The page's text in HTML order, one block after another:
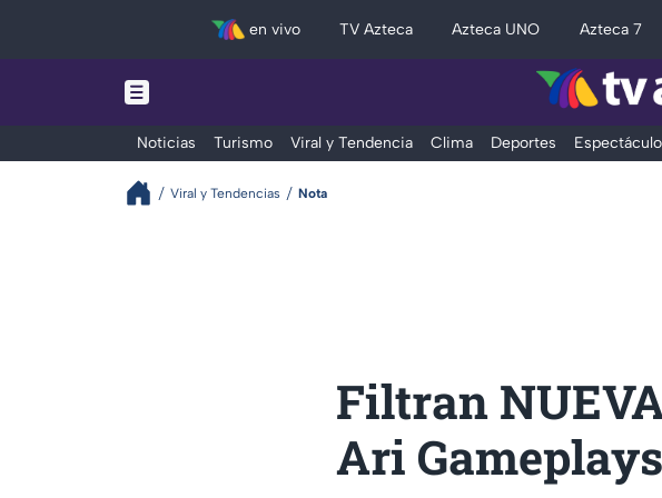
en vivo TV Azteca Azteca UNO Azteca 7
Noticias Turismo Viral y Tendencia Clima Deportes
Viral y Tendencias Nota
Filtran
Ari